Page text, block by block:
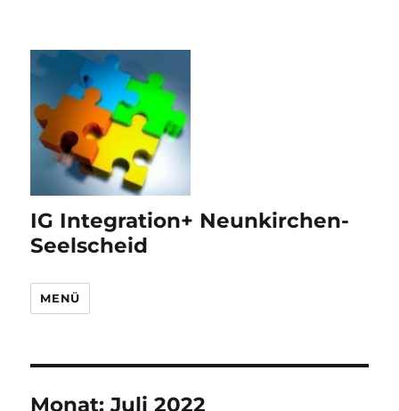
IG Integration+ Neunkirchen-
Seelscheid
MENÜ
Monat:Juli 2022